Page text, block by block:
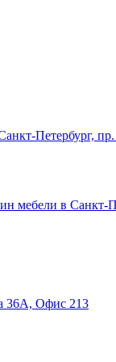
Петербург,
36А, Офис 213